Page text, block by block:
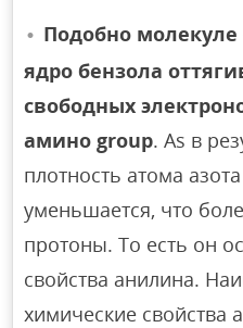
Подобно молекуле
ядро бензола
свободных
амино group. As в
плотность атома
уменьшается, что
протоны. То есть он
свойства анилина.
химические свойства